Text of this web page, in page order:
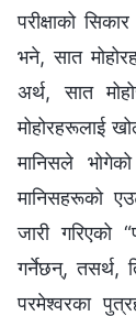
परीक्षाको
भने, सात
अर्थ, सात
मोहोरहरूलाई
मानिसले
मानिसहरूको
जारी गरिएको
गर्नेछन्, तसर्थ,
परमेश्‍वरका